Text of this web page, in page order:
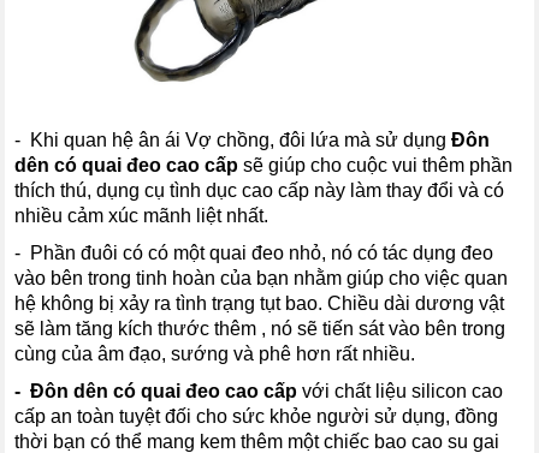
- Khi quan hệ ân ái Vợ chồng, đôi lứa mà sử dụngĐôn
dên có quai đeocao cấp sẽ giúp cho cuộc vui thêm phần
thích thú, dụng cụ tình dục cao cấp này làm thay đổi và có
nhiều cảm xúc mãnh liệt nhất.
- Phần đuôi có có một quai đeo nhỏ, nó có tác dụng đeo
vào bên trong tinh hoàn của bạn nhằm giúp cho việc quan
hệ không bị xảy ra tình trạng tụt bao. Chiều dài dương vật
sẽ làm tăng kích thước thêm , nó sẽ tiến sát vào bên trong
cùng của âm đạo, sướng và phê hơn rất nhiều.
- Đôn dên có quai đeocao cấp với chất liệu silicon cao
cấp an toàn tuyệt đối cho sức khỏe người sử dụng, đồng
thời bạn có thể mang kem thêm một chiếc bao cao su gai